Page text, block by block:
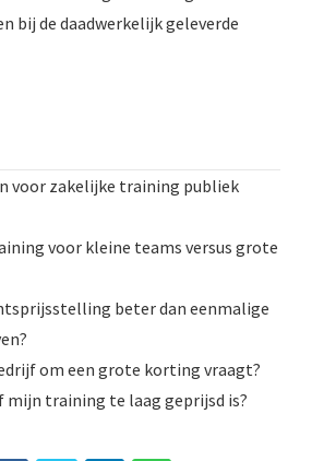
bij de daadwerkelijk geleverde
voor zakelijke training publiek
voor kleine teams versus grote
beter dan eenmalige
om een grote korting vraagt?
mijn training te laag geprijsd is?